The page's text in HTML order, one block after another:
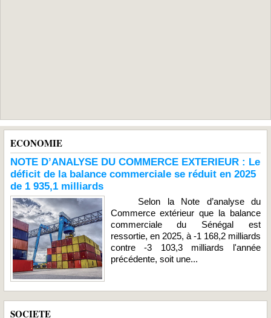
ECONOMIE
NOTE D’ANALYSE DU COMMERCE EXTERIEUR : Le
déficit de la balance commerciale se réduit en 2025
de 1 935,1 milliards
Selon la Note d’analyse du
Commerce extérieur que la balance
commerciale du Sénégal est
ressortie, en 2025, à -1 168,2 milliards
contre -3 103,3 milliards l'année
précédente, soit une...
SOCIETE